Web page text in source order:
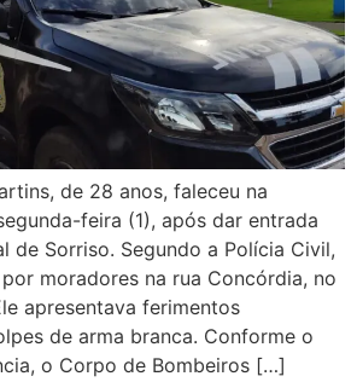
de 28 anos, faleceu na
feira (1), após dar entrada
de Sorriso. Segundo a Polícia Civil,
moradores na rua Concórdia, no
apresentava ferimentos
de arma branca. Conforme o
o Corpo de Bombeiros […]